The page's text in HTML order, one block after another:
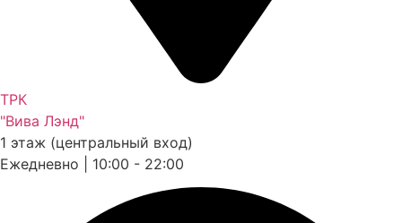
ТРК
"Вива Лэнд"
1 этаж (центральный вход)
Ежедневно | 10:00 - 22:00